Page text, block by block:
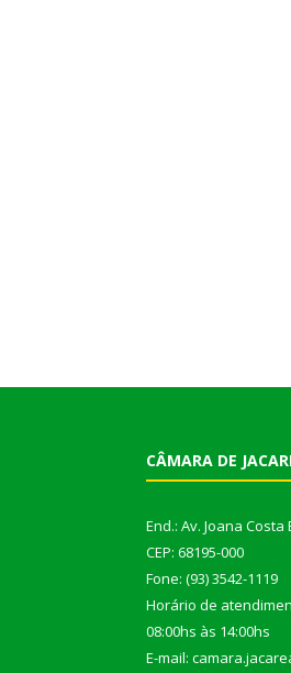
CÂMARA DE
End.: Av. Joana
CEP: 68195-000
Fone: (93) 3542-1119
Horário de
08:00hs às 14:00hs
E-mail: